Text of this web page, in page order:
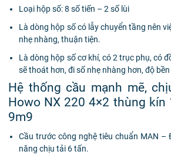
Loại hộp số: 8 số tiến – 2 số lùi
Là dòng hộp số có lẫy chuyển tầng nên
nhẹ nhàng, thuận tiện.
Là dòng hộp số cơ khí, có 2 trục phụ, có
sẽ thoát hơn, đi số nhẹ nhàng hơn, độ
Hệ thống cầu mạnh mẽ,
Howo NX 220 4×2 thùng kín
9m9
Cầu trước công nghệ tiêu chuẩn MAN –
năng chịu tải 6 tấn.